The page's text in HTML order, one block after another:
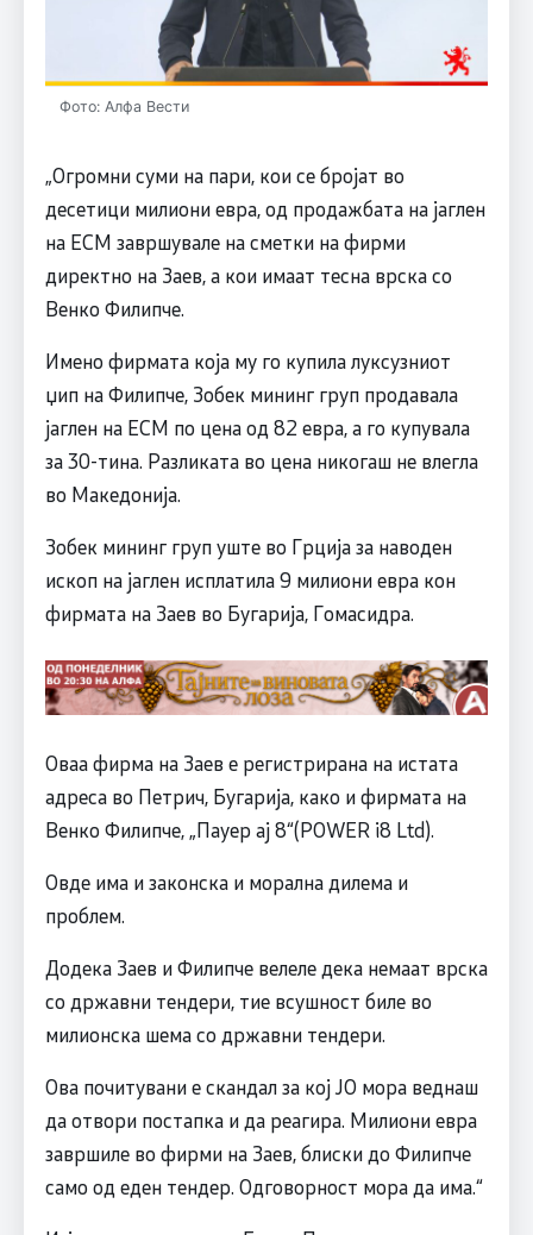
Фото: Алфа Вести
„Огромни суми на пари, кои се бројат во
десетици милиони евра, од продажбата на јаглен
на ЕСМ завршувале на сметки на фирми
директно на Заев, а кои имаат тесна врска со
Венко Филипче.
Имено фирмата која му го купила луксузниот
џип на Филипче, Зобек мининг груп продавала
јаглен на ЕСМ по цена од 82 евра, а го купувала
за 30-тина. Разликата во цена никогаш не влегла
во Македонија.
Зобек мининг груп уште во Грција за наводен
ископ на јаглен исплатила 9 милиони евра кон
фирмата на Заев во Бугарија, Гомасидра.
Оваа фирма на Заев е регистрирана на истата
адреса во Петрич, Бугарија, како и фирмата на
Венко Филипче, „Пауер ај 8“(POWER i8 Ltd).
Овде има и законска и морална дилема и
проблем.
Додека Заев и Филипче велеле дека немаат врска
со државни тендери, тие всушност биле во
милионска шема со државни тендери.
Ова почитувани е скандал за кој ЈО мора веднаш
да отвори постапка и да реагира. Милиони евра
завршиле во фирми на Заев, блиски до Филипче
само од еден тендер. Одговорност мора да има.“